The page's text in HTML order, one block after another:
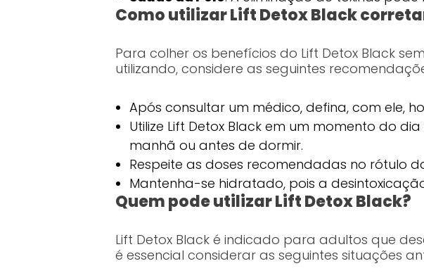
Como utilizar Lift Detox Black
Para colher os benefícios do Lift Detox Black
utilizando, considere as seguintes
Após consultar um médico, defina, com ele,
Utilize Lift Detox Black em um momento do
manhã ou antes de dormir.
Respeite as doses recomendadas no rótulo
Mantenha-se hidratado, pois a
Quem pode utilizar Lift Detox Black?
Lift Detox Black é indicado para adultos que
é essencial considerar as seguintes situações